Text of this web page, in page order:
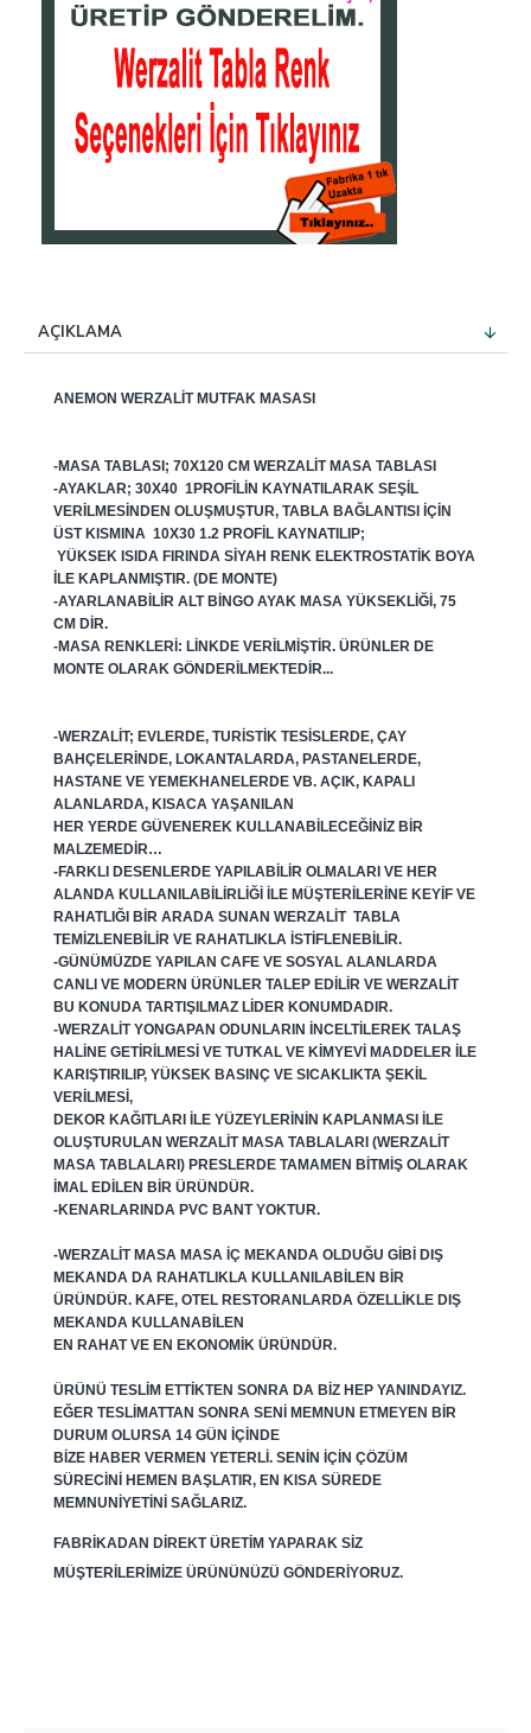
AÇIKLAMA
ANEMON WERZALIT MUTFAK MASASI
-MASA TABLASI; 70X120 CM WERZALIT MASA TABLASI
-AYAKLAR; 30X40 1PROFILIN KAYNATILARAK SEŞIL
VERILMESINDEN OLUŞMUŞTUR, TABLA BAĞLANTISI IÇIN
ÜST KISMINA 10X30 1.2 PROFIL KAYNATILIP;
YÜKSEK ISIDA FIRINDA SIYAH RENK ELEKTROSTATIK BOYA
ILE KAPLANMIŞTIR. (DE MONTE)
-AYARLANABILIR ALT BINGO AYAK MASA YÜKSEKLIĞI, 75
CM DIR.
-MASA RENKLERI: LINKDE VERILMIŞTIR. ÜRÜNLER DE
MONTE OLARAK GÖNDERILMEKTEDIR...
-WERZALIT; EVLERDE, TURISTIK TESISLERDE, ÇAY
BAHÇELERINDE, LOKANTALARDA, PASTANELERDE,
HASTANE VE YEMEKHANELERDE VB. AÇIK, KAPALI
ALANLARDA, KISACA YAŞANILAN
HER YERDE GÜVENEREK KULLANABILECEĞINIZ BIR
MALZEMEDIR…
-FARKLI DESENLERDE YAPILABILIR OLMALARI VE HER
ALANDA KULLANILABILIRLIĞI ILE MÜŞTERILERINE KEYIF VE
RAHATLIĞI BIR ARADA SUNAN WERZALIT TABLA
TEMIZLENEBILIR VE RAHATLIKLA ISTIFLENEBILIR.
-GÜNÜMÜZDE YAPILAN CAFE VE SOSYAL ALANLARDA
CANLI VE MODERN ÜRÜNLER TALEP EDILIR VE WERZALIT
BU KONUDA TARTIŞILMAZ LIDER KONUMDADIR.
-WERZALIT YONGAPAN ODUNLARIN INCELTILEREK TALAŞ
HALINE GETIRILMESI VE TUTKAL VE KIMYEVI MADDELER ILE
KARIŞTIRILIP, YÜKSEK BASINÇ VE SICAKLIKTA ŞEKIL
VERILMESI,
DEKOR KAĞITLARI ILE YÜZEYLERININ KAPLANMASI ILE
OLUŞTURULAN WERZALIT MASA TABLALARI (WERZALIT
MASA TABLALARI) PRESLERDE TAMAMEN BITMIŞ OLARAK
IMAL EDILEN BIR ÜRÜNDÜR.
-KENARLARINDA PVC BANT YOKTUR.
-WERZALIT MASA MASA IÇ MEKANDA OLDUĞU GIBI DIŞ
MEKANDA DA RAHATLIKLA KULLANILABILEN BIR
ÜRÜNDÜR. KAFE, OTEL RESTORANLARDA ÖZELLIKLE DIŞ
MEKANDA KULLANABILEN
EN RAHAT VE EN EKONOMIK ÜRÜNDÜR.
ÜRÜNÜ TESLIM ETTIKTEN SONRA DA BIZ HEP YANINDAYIZ.
EĞER TESLIMATTAN SONRA SENI MEMNUN ETMEYEN BIR
DURUM OLURSA 14 GÜN IÇINDE
BIZE HABER VERMEN YETERLI. SENIN IÇIN ÇÖZÜM
SÜRECINI HEMEN BAŞLATIR, EN KISA SÜREDE
MEMNUNIYETINI SAĞLARIZ.
FABRIKADAN DIREKT ÜRETIM YAPARAK SIZ
MÜŞTERILERIMIZE ÜRÜNÜNÜZÜ GÖNDERIYORUZ.